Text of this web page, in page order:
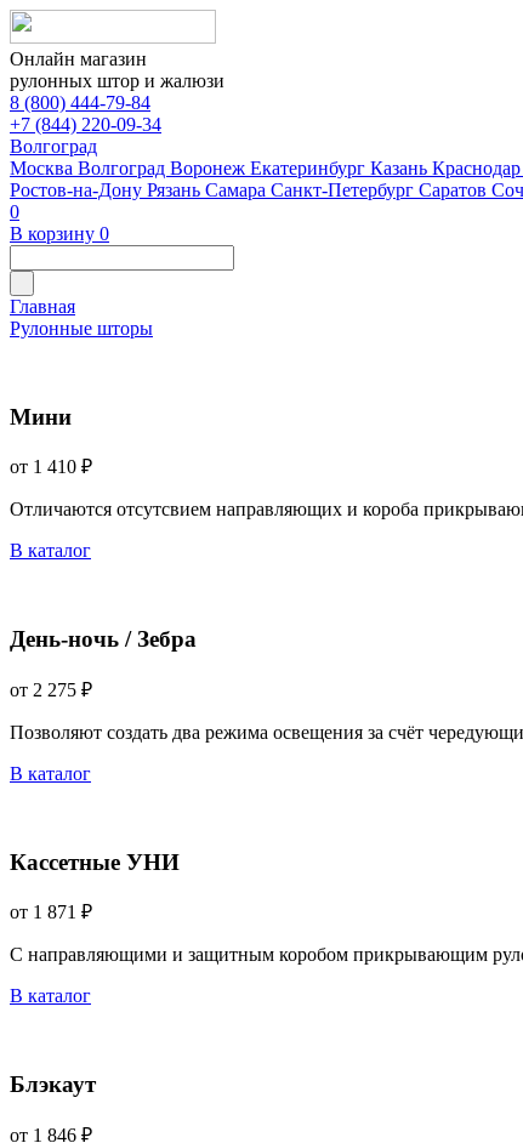
Онлайн магазин
рулонных штор и жалюзи
8 (800) 444-79-84
+7 (844) 220-09-34
Волгоград
Москва Волгоград Воронеж Екатеринбург Казань Краснодар
Ростов-на-Дону Рязань Самара Санкт-Петербург Саратов
0
В корзину 0
Главная
Рулонные шторы
Мини
от 1 410 ₽
Отличаются отсутсвием направляющих и короба
В каталог
День-ночь / Зебра
от 2 275 ₽
Позволяют создать два режима освещения за счёт
В каталог
Кассетные УНИ
от 1 871 ₽
С направляющими и защитным коробом прикрывающим
В каталог
Блэкаут
от 1 846 ₽